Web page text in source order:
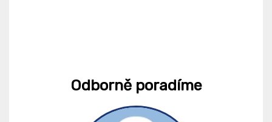
Odborně poradíme